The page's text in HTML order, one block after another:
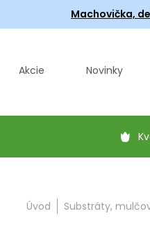
Machovička,
Akcie Novinky
Úvod Substráty,